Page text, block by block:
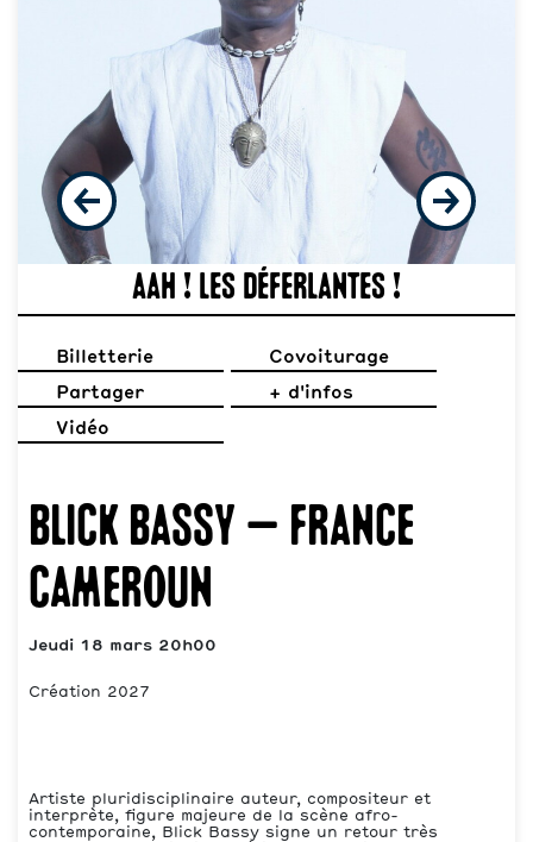
Aah ! Les déferlantes !
Billetterie Covoiturage
Partager + d'infos
Vidéo
Blick Bassy – France
Cameroun
Jeudi 18 mars 20h00
Création 2027
Artiste pluridisciplinaire auteur, compositeur et
interprète, figure majeure de la scène afro-
contemporaine, Blick Bassy signe un retour très